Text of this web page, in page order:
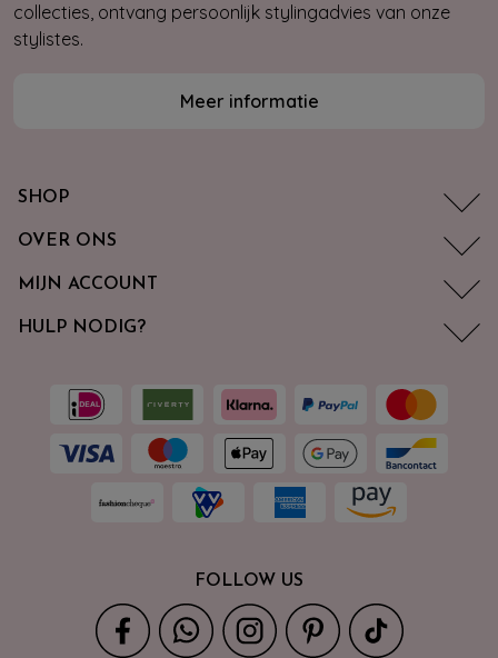
collecties, ontvang persoonlijk stylingadvies van onze
stylistes.
Meer informatie
SHOP
OVER ONS
MIJN ACCOUNT
HULP NODIG?
FOLLOW US